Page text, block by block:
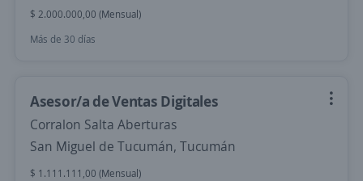
$ 2.000.000,00 (Mensual)
Más de 30 días
Asesor/a de Ventas Digitales
Corralon Salta Aberturas
San Miguel de Tucumán, Tucumán
$ 1.111.111,00 (Mensual)